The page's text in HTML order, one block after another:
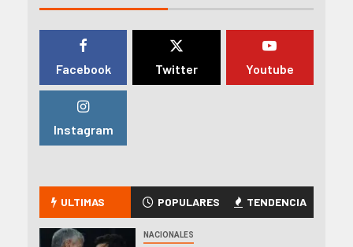
Facebook Twitter Youtube
Instagram
ULTIMAS POPULARES TENDENCIA
NACIONALES